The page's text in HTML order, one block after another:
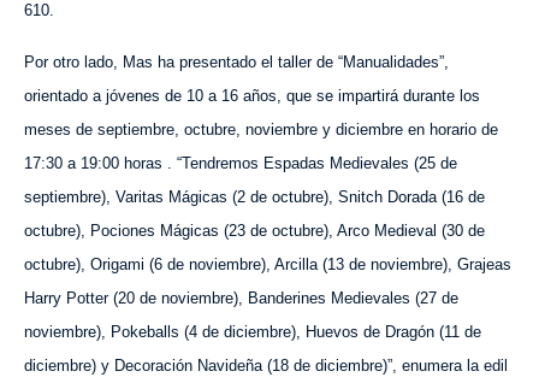
610.
Por otro lado, Mas ha presentado el taller de “Manualidades”,
orientado a jóvenes de 10 a 16 años, que se impartirá durante los
meses de septiembre, octubre, noviembre y diciembre en horario de
17:30 a 19:00 horas . “Tendremos Espadas Medievales (25 de
septiembre), Varitas Mágicas (2 de octubre), Snitch Dorada (16 de
octubre), Pociones Mágicas (23 de octubre), Arco Medieval (30 de
octubre), Origami (6 de noviembre), Arcilla (13 de noviembre), Grajeas
Harry Potter (20 de noviembre), Banderines Medievales (27 de
noviembre), Pokeballs (4 de diciembre), Huevos de Dragón (11 de
diciembre) y Decoración Navideña (18 de diciembre)”, enumera la edil